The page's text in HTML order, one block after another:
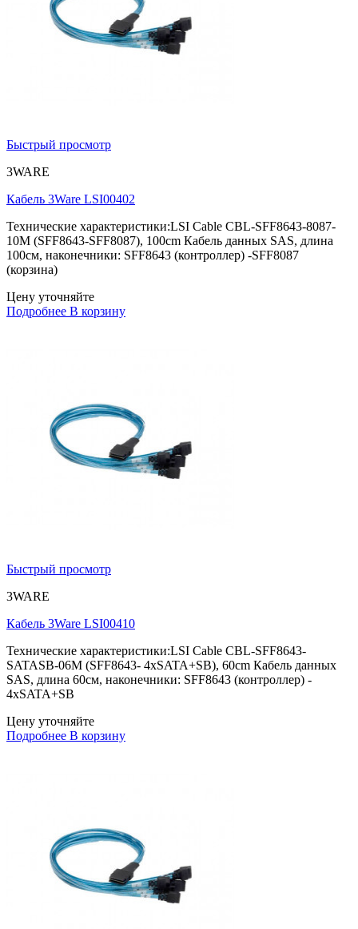
Быстрый просмотр
3WARE
Кабель 3Ware LSI00402
Технические характеристики:LSI Cable CBL-SFF8643-8087-
10M (SFF8643-SFF8087), 100cm Кабель данных SAS, длина
100см, наконечники: SFF8643 (контроллер) -SFF8087
(корзина)
Цену уточняйте
Подробнее В корзину
Быстрый просмотр
3WARE
Кабель 3Ware LSI00410
Технические характеристики:LSI Cable CBL-SFF8643-
SATASB-06M (SFF8643- 4xSATA+SB), 60cm Кабель данных
SAS, длина 60см, наконечники: SFF8643 (контроллер) -
4xSATA+SB
Цену уточняйте
Подробнее В корзину